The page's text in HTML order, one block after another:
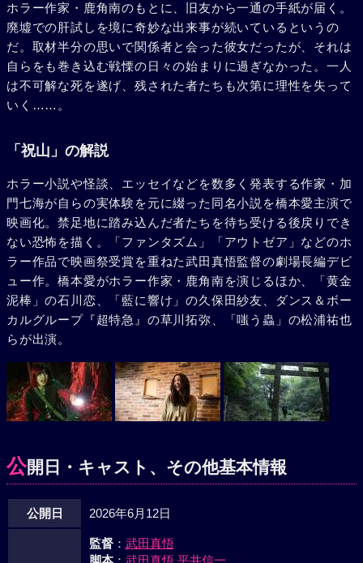
ホラー作家・鹿角南のもとに、旧友から一通の手紙が届く。
廃墟での肝試しを境に奇妙な出来事が続いているというの
だ。取材半分の思いで関係者と会った彼女だったが、それは
自らをも巻き込む戦慄の日々の始まりに過ぎなかった。一人
は不可解な死を遂げ、残された者たちも次第に理性を失って
いく……。
「祝山」の解説
ホラー小説や怪談、エッセイなどを数多く発表する作家・加
門七海が自らの実体験を元に綴った同名小説を橋本愛主演で
映画化。禁足地に踏み込んだ者たちを待ち受ける後戻りでき
ない恐怖を描く。「ファンタズム」「アウトゼア」などのホ
ラー作品で映画祭受賞を重ねた武田真悟監督の劇場長編デビ
ュー作。橋本愛がホラー作家・鹿角南を演じるほか、「黄金
泥棒」の石川恋、「藍に響け」の久保田紗友、ダンス＆ボー
カルグループ『超特急』の草川拓弥、「嗤う蟲」の松浦祐也
らが出演。
公開日・キャスト、その他基本情報
公開日 2026年6月12日
監督： 武田真悟
脚本： 武田真悟 平井信一